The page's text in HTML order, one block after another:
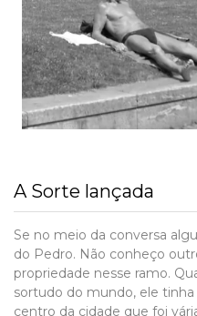
A Sorte lançada
Se no meio da conversa
do Pedro. Não conheço
propriedade nesse ramo.
sortudo do mundo, ele
centro da cidade que foi